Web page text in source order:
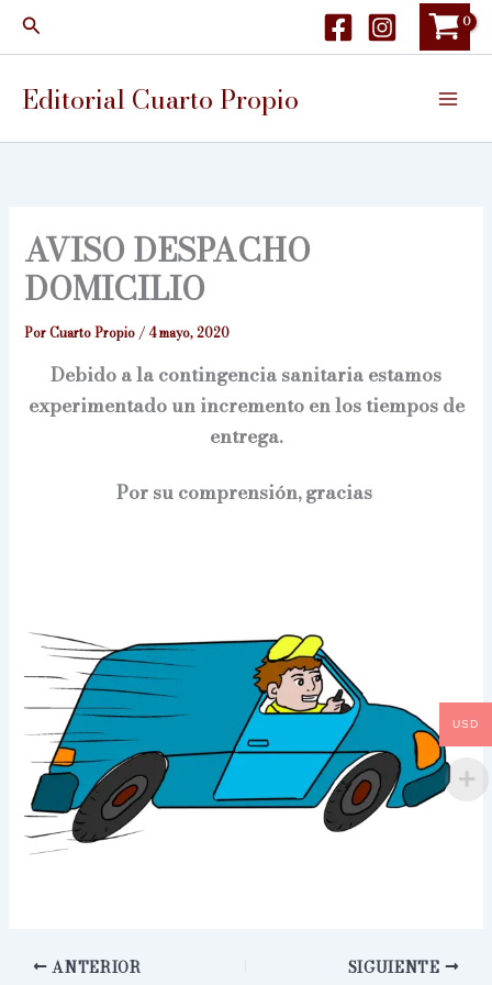
Buscar
Editorial Cuarto Propio
AVISO DESPACHO
DOMICILIO
PorCuarto Propio /4 mayo, 2020
Debido a la contingencia sanitaria estamos
experimentado un incremento en los tiempos de
entrega.
Por su comprensión, gracias
ANTERIOR SIGUIENTE
USD